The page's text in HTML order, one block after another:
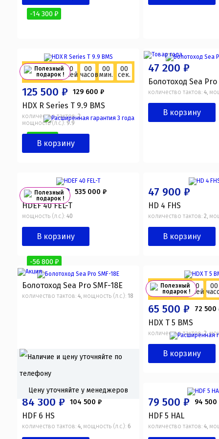
-14 300 ₽
Акция
действует:
00
сек.
00
мин.
00
часов
00
дней
Полезный
подарок !
129 600 ₽
125 500 ₽
HDX R Series T 9.9 BMS
количество тактов: 2,
мощность (л.с.): 9.9
В корзину
47 200 ₽
Болотоход Sea Pro
количество тактов: 4,
В корзину
Полезный
подарок !
535 000 ₽
478 200 ₽
-56 800 ₽
HDEF 40 FEL-T
мощность (л.с.): 40
В корзину
47 900 ₽
HD 4 FHS
количество тактов: 2 ,
В корзину
Цену уточняйте у менеджеров
Болотоход Sea Pro SMF-18E
количество тактов: 4, мощность (л.с.): 18
Акция
действует:
00
00
дней
Полезный
подарок !
72 500
65 500 ₽
-7 000 ₽
HDX T 5 BMS
количество тактов: 2,
В корзину
104 500 ₽
84 300 ₽
HDF 6 HS
количество тактов: 4, мощность (л.с.): 6
94 500
79 500 ₽
HDF 5 HAL
количество тактов: 4,